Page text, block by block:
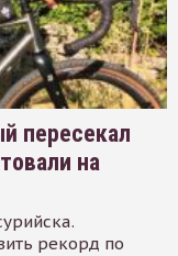
пересекал
на
рекорд по